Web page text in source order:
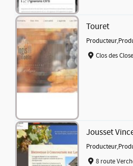
Touret
Producteur,
Clos des
Jousset
Producteur,
8 route